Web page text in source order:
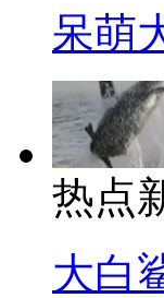
呆萌
热点
大白